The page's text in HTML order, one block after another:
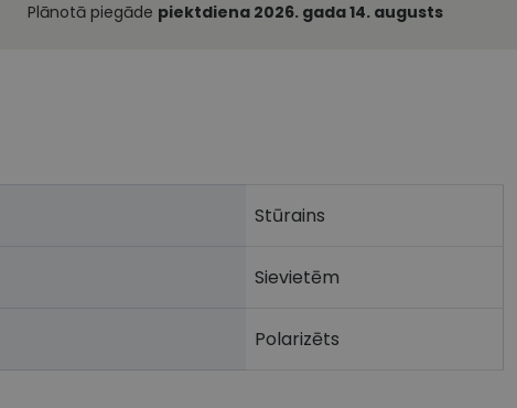
Plānotā piegāde piektdiena 2026. gada 14. augusts
Stūrains
Sievietēm
Polarizēts